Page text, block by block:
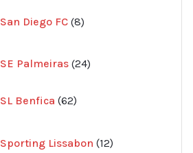
San Diego FC 8produkter
SE Palmeiras 24
produkter
SL Benfica 62
produkter
Sporting Lissabon 12produkter